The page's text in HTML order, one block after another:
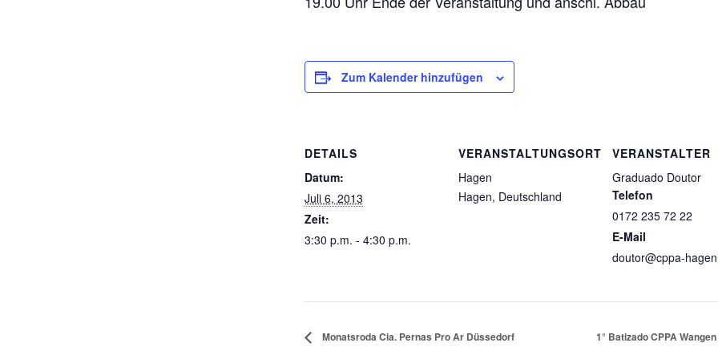
Zum Kalender hinzufügen
DETAILS
Datum:
Juli 6, 2013
Zeit:
3:30 p.m. - 4:30 p.m.
VERANSTALTUNGSORT
Hagen
Hagen, Deutschland
VERANSTALTER
Graduado Doutor
Telefon
0172 235 72 22
E-Mail
doutor@cppa-
Monatsroda Cia. Pernas Pro Ar Düssedorf 1° Batizado CPPA